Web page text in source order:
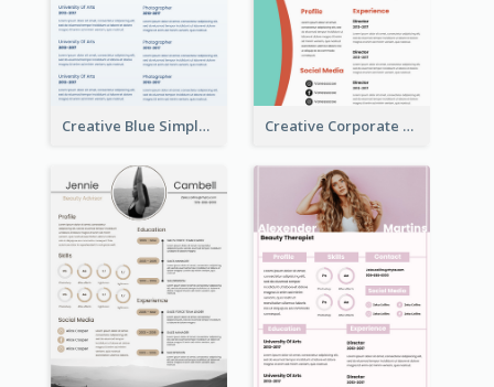
Creative Blue Simple Resume Creative Corporate Teal Resume